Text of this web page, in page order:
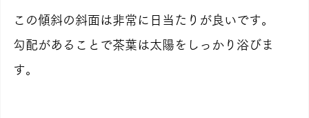
この傾斜の斜面は非常に日当たりが良いです。
勾配があることで茶葉は太陽をしっかり浴びま
す。